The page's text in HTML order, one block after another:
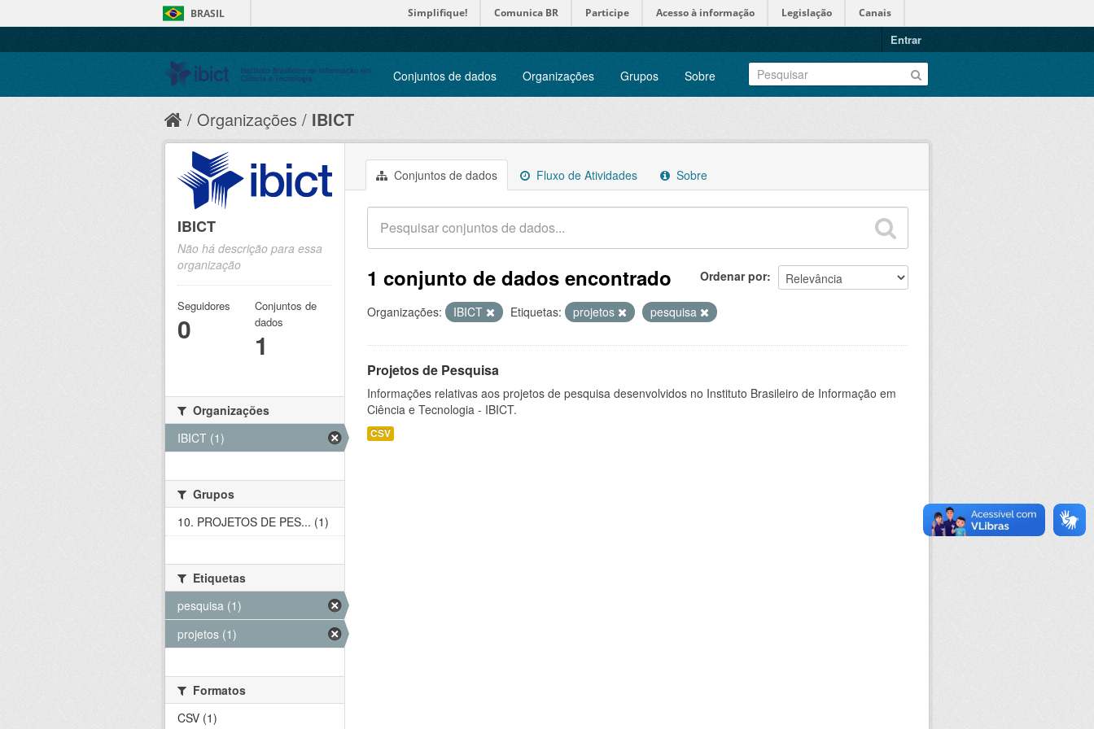
BRASIL Simplifique! Comunica BR Participe Acesso à informação Legislação Canais
Entrar
Conjuntos de dados Organizações Grupos Sobre
Organizações IBICT
Conjuntos de dados Fluxo de Atividades Sobre
Ordenar por
1 conjunto de dados encontrado
Organizações: IBICT Etiquetas: projetos pesquisa
Projetos de Pesquisa
Informações relativas aos projetos de pesquisa desenvolvidos no Instituto Brasileiro de Informação em
Ciência e Tecnologia - IBICT.
CSV
IBICT
Não há descrição para essa
organização
Seguidores
0
Conjuntos de
dados
1
Organizações
IBICT (1)
Grupos
10. PROJETOS DE PES... (1)
Etiquetas
pesquisa (1)
projetos (1)
Formatos
CSV (1)